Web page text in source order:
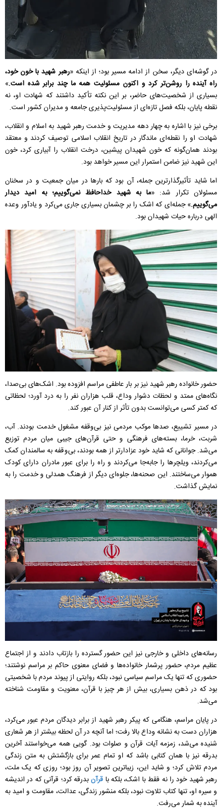
در گوشه‌ای دیگر، سخن از ادامه مسیر بود؛ از اینکه «رهبر شهید با خون خود،
راه آینده را روشن‌تر کرد و اکنون مسئولیت همه ما چند برابر شده است.»
بسیاری از شخصیت‌های حاضر، بر این نکته تأکید داشتند که شهادت او، نه
نقطه پایان، بلکه فصل تازه‌ای از مسئولیت‌پذیری جامعه و مدیران کشور است.
برخی نیز با اشاره به چهار دهه مدیریت و خدمت رهبر شهید به اسلام و انقلاب،
شهادت او را نقطه‌ای ماندگار در تاریخ انقلاب اسلامی توصیف کردند و معتقد
بودند همان‌گونه که خون شهیدان پیشین، درخت انقلاب را آبیاری کرد، خون
این شهید نیز ضامن استمرار این مسیر خواهد بود.
اما شاید تأثیرگذارترین جمله، آن بود که بار‌ها در میان جمعیت و در سخنان
مسئولان تکرار شد: «ما به شهید خداحافظ نمی‌گوییم؛ به امید دیدار
می‌گوییم.» جمله‌ای که اشک را بر چشمان بسیاری جاری می‌کرد و یادآور وعده
الهی درباره حیات شهیدان بود.
حضور خانواده رهبر شهید نیز بر بار عاطفی مراسم افزوده بود. اشک‌های بی‌صدا،
نگاه‌های ممتد و لحظات دشوار وداع، قلب هزاران نفر را به درد آورد؛ لحظاتی
که کمتر کسی می‌توانست بدون تأثر از کنار آن عبور کند.
در مسیر تشییع، صد‌ها موکب مردمی نیز بی‌وقفه مشغول خدمت بودند. آب،
شربت، خرما، بسته‌های فرهنگی و حتی قرآن‌های جیبی میان مردم توزیع
می‌شد. جوانانی که شاید خود عزادارتر از همه بودند، بی‌وقفه به سالمندان کمک
می‌کردند، ویلچر‌ها را جابه‌جا می‌کردند و راه را برای عبور مادران دارای کودک
هموار می‌ساختند. این صحنه‌ها، جلوه‌ای دیگر از فرهنگ همدلی و خدمت را به
نمایش گذاشت.
رسانه‌های داخلی و خارجی نیز این حضور گسترده را بازتاب دادند و از اجتماع
عظیم مردم، حضور پرشمار خانواده‌ها و فضای معنوی حاکم بر مراسم نوشتند؛
حضوری که تنها یک مراسم سیاسی نبود، بلکه روایتی از پیوند مردم با شخصیتی
بود که در ذهن بسیاری، بیش از هر چیز با قرآن، معنویت و مقاومت شناخته
می‌شد.
در پایان مراسم، هنگامی که پیکر رهبر شهید از برابر دیدگان مردم عبور می‌کرد،
هزاران دست به نشانه وداع بالا رفت؛ اما آنچه در آن لحظه بیشتر از هر شعاری
شنیده می‌شد، زمزمه آیات قرآن و صلوات بود. گویی همه می‌خواستند آخرین
بدرقه نیز با همان کتابی باشد که او تمام عمر برای بازگشتش به متن زندگی
مردم تلاش کرد؛ و شاید این، زیباترین تصویر آن روز بود؛ روزی که یک ملت،
رهبر شهید خود را نه فقط با اشک، بلکه با قرآنبدرقه کرد؛ قرآنی که در اندیشه
و سیره او، تنها کتاب تلاوت نبود، بلکه منشور زندگی، عدالت، مقاومت و امید به
آینده به شمار می‌رفت.